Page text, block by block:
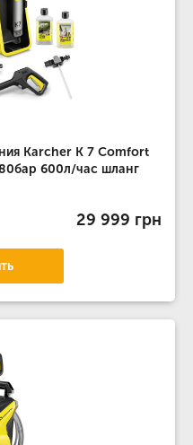
Karcher K 7 Comfort
600л/час шланг
29 999 грн